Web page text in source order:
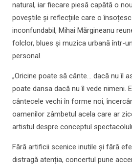
natural, iar fiecare piesă capătă o
poveștile și reflecțiile care o
inconfundabil, Mihai Mărgineanu
folclor, blues și muzica urbană într-
personal.
„Oricine poate să cânte… dacă nu îl
poate dansa dacă nu îl vede nimeni.
cântecele vechi în forme noi,
oamenilor zâmbetul acela care ar
artistul despre conceptul
Fără artificii scenice inutile și fără
distragă atenția, concertul pune